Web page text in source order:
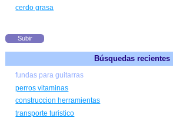
cerdo grasa
Subir
Búsquedas recientes
fundas para guitarras
perros vitaminas
construccion herramientas
transporte turistico